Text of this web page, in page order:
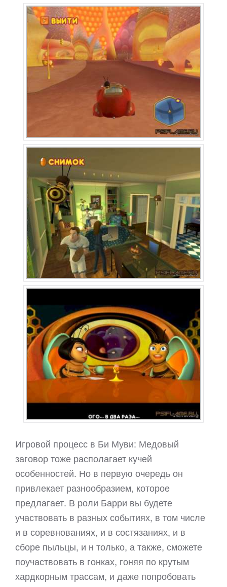
Игровой процесс в Би Муви: Медовый
заговор тоже располагает кучей
особенностей. Но в первую очередь он
привлекает разнообразием, которое
предлагает. В роли Барри вы будете
участвовать в разных событиях, в том числе
и в соревнованиях, и в состязаниях, и в
сборе пыльцы, и н только, а также, сможете
поучаствовать в гонках, гоняя по крутым
хардкорным трассам, и даже попробовать